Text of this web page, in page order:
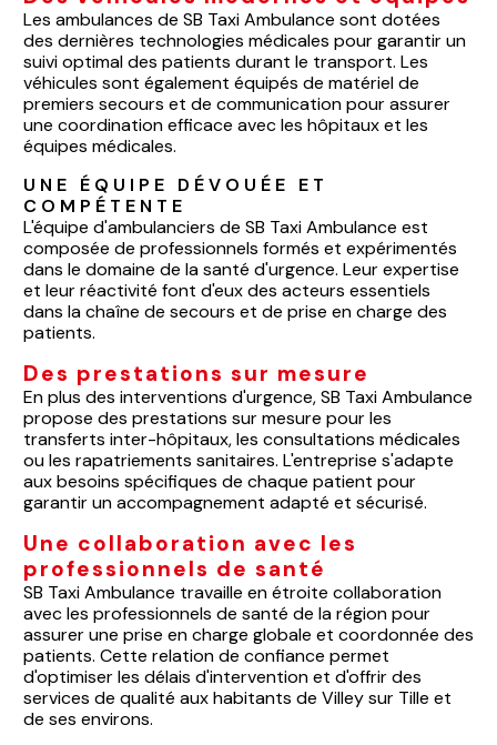
Les ambulances de SB Taxi Ambulance sont dotées
des dernières technologies médicales pour garantir un
suivi optimal des patients durant le transport. Les
véhicules sont également équipés de matériel de
premiers secours et de communication pour assurer
une coordination efficace avec les hôpitaux et les
équipes médicales.
UNE ÉQUIPE DÉVOUÉE ET
COMPÉTENTE
L'équipe d'ambulanciers de SB Taxi Ambulance est
composée de professionnels formés et expérimentés
dans le domaine de la santé d'urgence. Leur expertise
et leur réactivité font d'eux des acteurs essentiels
dans la chaîne de secours et de prise en charge des
patients.
Des prestations sur mesure
En plus des interventions d'urgence, SB Taxi Ambulance
propose des prestations sur mesure pour les
transferts inter-hôpitaux, les consultations médicales
ou les rapatriements sanitaires. L'entreprise s'adapte
aux besoins spécifiques de chaque patient pour
garantir un accompagnement adapté et sécurisé.
Une collaboration avec les
professionnels de santé
SB Taxi Ambulance travaille en étroite collaboration
avec les professionnels de santé de la région pour
assurer une prise en charge globale et coordonnée des
patients. Cette relation de confiance permet
d'optimiser les délais d'intervention et d'offrir des
services de qualité aux habitants de Villey sur Tille et
de ses environs.